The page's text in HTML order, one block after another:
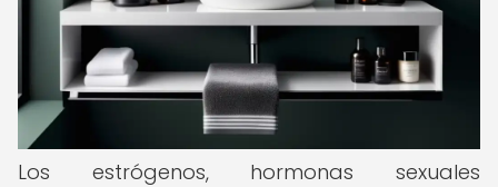
Los estrógenos, hormonas sexuales